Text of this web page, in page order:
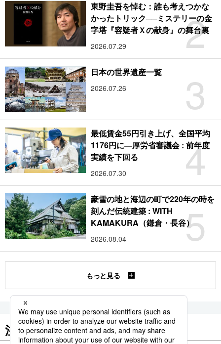
2
東野圭吾を悼む：誰も考えつかな
かったトリック──ミステリーの金
字塔『容疑者Ｘの献身』の舞台裏
2026.07.29
3
日本の世界遺産一覧
2026.07.26
4
最低賃金55円引き上げ、全国平均
1176円に―厚労省審議会 : 前年度
実績を下回る
2026.07.30
5
豪雪の地と海辺の町で220年の時を
刻んだ伝統建築 : WITH
KAMAKURA（鎌倉・長谷）
2026.08.04
もっと見る
注目のキーワード